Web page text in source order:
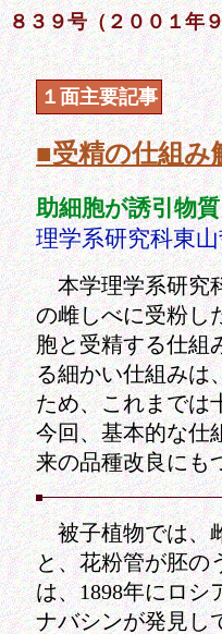
８３９号（２００１年
１面主要記事
■受精の仕組み
助細胞が誘引物
理学系研究科東
本学理学系研究
の雌しべに受粉し
胞と受精する仕組
る細かい仕組みは
ため、これまでは
今回、基本的な仕
来の品種改良にも
被子植物では、
と、花粉管が胚の
は、1898年にロシ
ナバシンが発見し